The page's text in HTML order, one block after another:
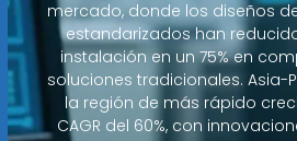
mercado, donde los diseños
estandarizados han
instalación en un 75% en
soluciones tradicionales. Asia-
la región de más rápido
CAGR del 60%, con